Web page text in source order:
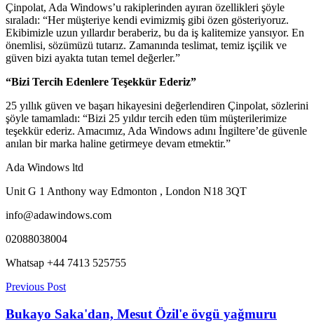
Çinpolat, Ada Windows’u rakiplerinden ayıran özellikleri şöyle
sıraladı: “Her müşteriye kendi evimizmiş gibi özen gösteriyoruz.
Ekibimizle uzun yıllardır beraberiz, bu da iş kalitemize yansıyor. En
önemlisi, sözümüzü tutarız. Zamanında teslimat, temiz işçilik ve
güven bizi ayakta tutan temel değerler.”
“Bizi Tercih Edenlere Teşekkür Ederiz”
25 yıllık güven ve başarı hikayesini değerlendiren Çinpolat, sözlerini
şöyle tamamladı: “Bizi 25 yıldır tercih eden tüm müşterilerimize
teşekkür ederiz. Amacımız, Ada Windows adını İngiltere’de güvenle
anılan bir marka haline getirmeye devam etmektir.”
Ada Windows ltd
Unit G 1 Anthony way Edmonton , London N18 3QT
info@adawindows.com
02088038004
Whatsap +44 7413 525755
Previous Post
Bukayo Saka'dan, Mesut Özil'e övgü yağmuru